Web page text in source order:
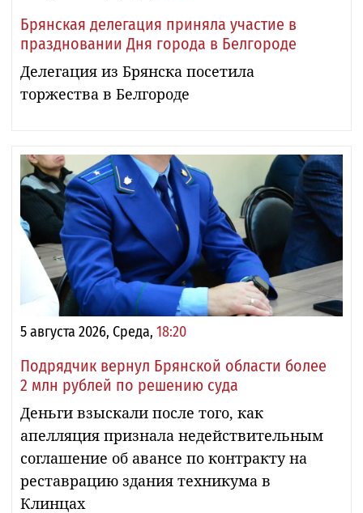
Брянская делегация приняла участие в
праздновании Дня города в Белгороде
Делегация из Брянска посетила
торжества в Белгороде
5 августа 2026, Среда, 18:20
Подрядчик вернул Брянской области более
2 млн рублей по решению суда
Деньги взыскали после того, как
апелляция признала недействительным
соглашение об авансе по контракту на
реставрацию здания техникума в
Клинцах